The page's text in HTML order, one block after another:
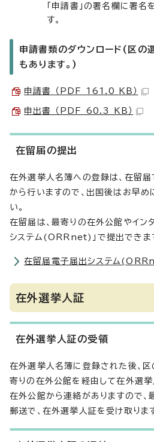
「申請書」の署名欄に署名
す。
申請書類のダウンロード(区の
もあります。)
申請書 （PDF 161.0 KB）
申出書 （PDF 60.3 KB）
在留届の提出
在外選挙人名簿への登録は、在留
から行いますので、出国後はお早め
い。
在留届は、最寄りの在外公館やイン
システム(ORRnet)」で提出できま
在留届電子届出システム
在外選挙人証
在外選挙人証の受領
在外選挙人名簿に登録された後、
寄りの在外公館を経由して在外選挙
在外公館から連絡がありますので、
郵送で、在外選挙人証を受け取ります